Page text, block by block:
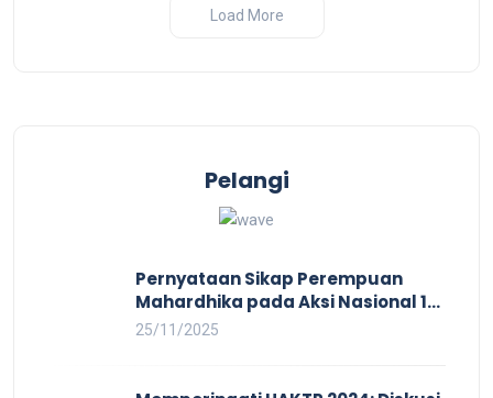
Load More
Pelangi
Pernyataan Sikap Perempuan
Mahardhika pada Aksi Nasional 16
HAKTP 2025 Kerja Layak dan Bebas
25/11/2025